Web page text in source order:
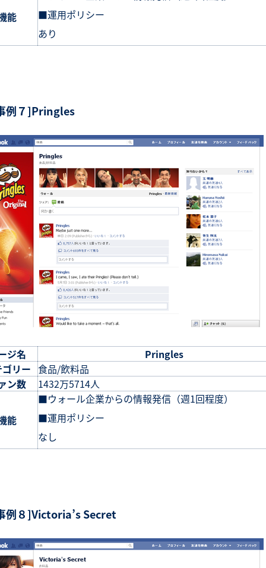
能
■運用ポリシー
あり
例７]Pringles
ジ名
Pringles
リー 食品/飲料品
ン数
1432万5714人
能
■ウォール企業からの情報発信（週1回程度）
■運用ポリシー
なし
例８]Victoria’s Secret